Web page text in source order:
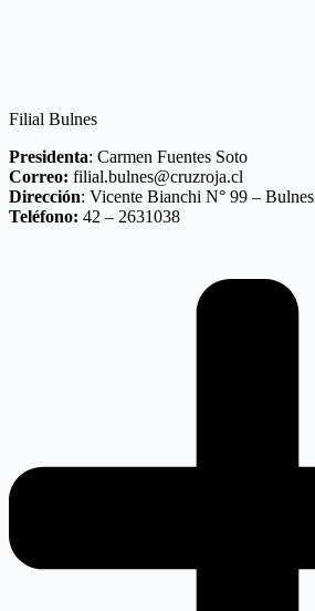
Filial Bulnes
Presidenta: Carmen Fuentes Soto
Correo: filial.bulnes@cruzroja.cl
Dirección: Vicente Bianchi N° 99 – Bulnes
Teléfono: 42 – 2631038